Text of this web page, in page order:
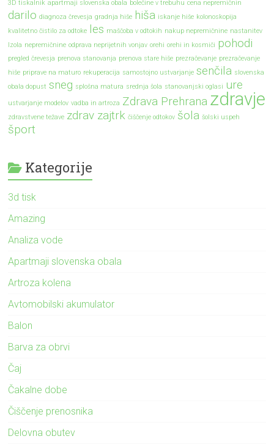
3D tiskalnik apartmaji slovenska obala bolečine v trebuhu cena nepremičnin
darilo diagnoza črevesja gradnja hiše hiša iskanje hiše kolonoskopija
kvalitetno čistilo za odtoke les maščoba v odtokih nakup nepremičnine nastanitev
Izola nepremičnine odprava neprijetnih vonjav orehi orehi in kosmiči pohodi
pregled črevesja prenova stanovanja prenova stare hiše prezračevanje prezračevanje
hiše priprave na maturo rekuperacija samostojno ustvarjanje senčila slovenska
obala dopust sneg splošna matura srednja šola stanovanjski oglasi ure
ustvarjanje modelov vadba in artroza Zdrava Prehrana zdravje
zdravstvene težave zdrav zajtrk čiščenje odtokov šola šolski uspeh
šport
Kategorije
3d tisk
Amazing
Analiza vode
Apartmaji slovenska obala
Artroza kolena
Avtomobilski akumulator
Balon
Barva za obrvi
Čaj
Čakalne dobe
Čiščenje prenosnika
Delovna obutev